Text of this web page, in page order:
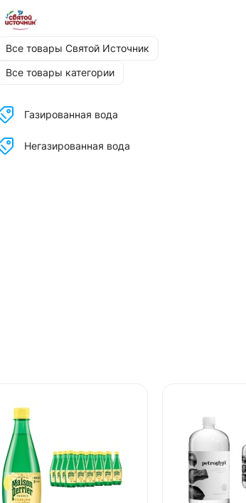
Все товары Святой Источник
Все товары категории
Газированная вода
Негазированная вода